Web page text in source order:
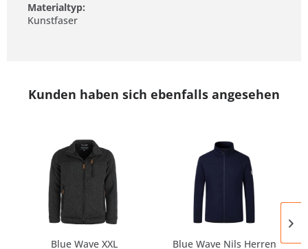
Materialtyp:
Kunstfaser
Kunden haben sich ebenfalls angesehen
Blue Wave XXL
Blue Wave Nils Herren